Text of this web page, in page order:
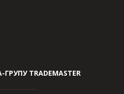
TRADEMASTER